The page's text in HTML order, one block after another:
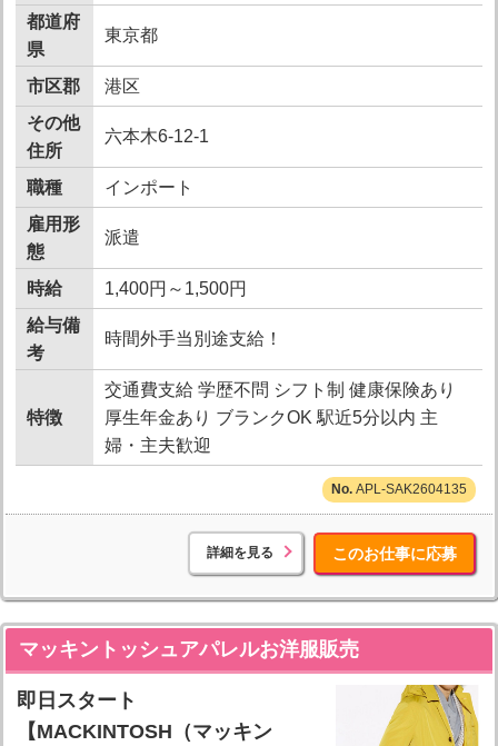
都道府
県
東京都
市区郡
港区
その他
住所
六本木6-12-1
職種
インポート
雇用形
態
派遣
時給
1,400円～1,500円
給与備
考
時間外手当別途支給！
特徴
交通費支給 学歴不問 シフト制 健康保険あり
厚生年金あり ブランクOK 駅近5分以内 主
婦・主夫歓迎
APL-SAK2604135
詳細を見る このお仕事に応募
マッキントッシュアパレルお洋服販売
即日スタート
【MACKINTOSH（マッキン